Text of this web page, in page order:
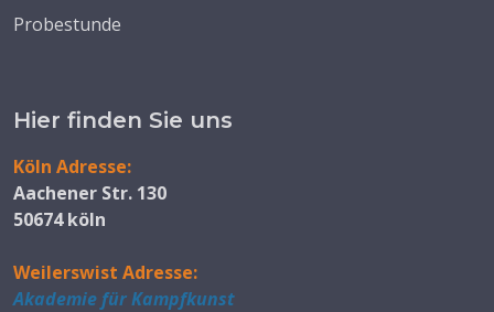
Probestunde
Hier finden Sie uns
Köln Adresse:
Aachener Str. 130
50674 köln
Weilerswist Adresse:
Akademie für Kampfkunst